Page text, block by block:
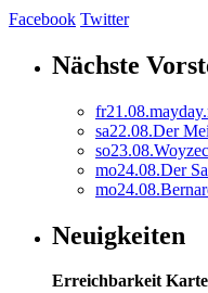
Facebook Twitter
Nächste
fr21.08.
sa22.08.Der
so23.08.
mo24.08.Der
mo24.08.
Neuigkeiten
Erreichbarkeit